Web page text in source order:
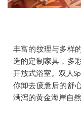
GALLERY
丰富的纹理与多样
造的定制家具，多
开放式浴室。双人
你卸去疲惫后的舒
满泻的黄金海岸自然